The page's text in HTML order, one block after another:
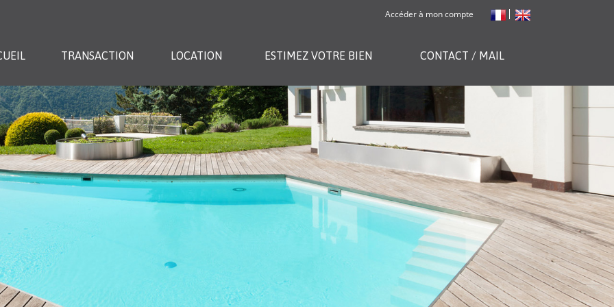
Accéder à mon compte
TRANSACTION LOCATION ESTIMEZ VOTRE BIEN CONTACT / MAIL